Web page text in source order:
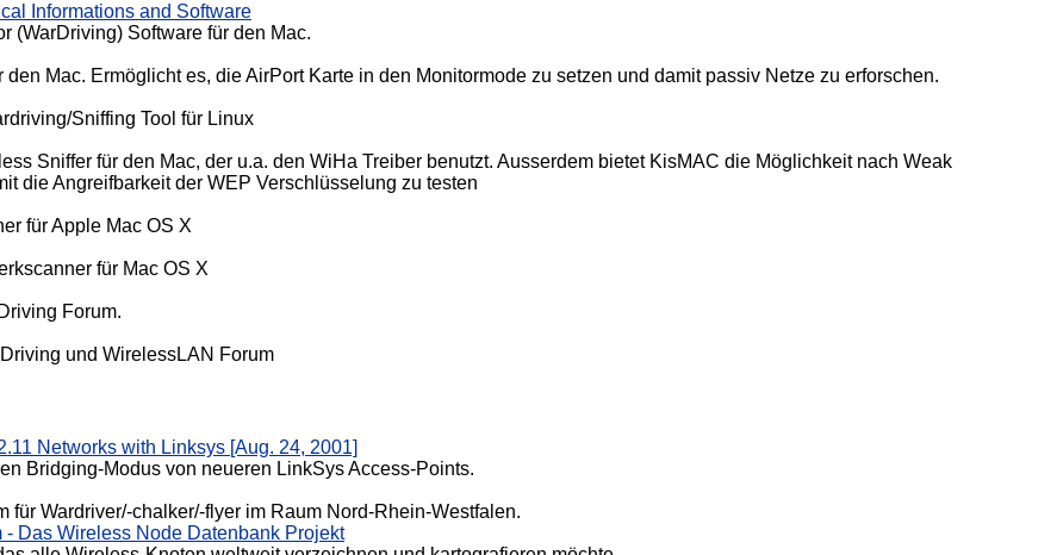
Informations and Software
(WarDriving) Software für den Mac.
Mac. Ermöglicht es, die AirPort Karte in den Monitormode zu setzen und damit passiv Netze zu erforschen.
Sniffing Tool für Linux
Sniffer für den Mac, der u.a. den WiHa Treiber benutzt. Ausserdem bietet KisMAC die Möglichkeit nach Weak
die Angreifbarkeit der WEP Verschlüsselung zu testen
für Apple Mac OS X
für Mac OS X
Forum.
und WirelessLAN Forum
Networks with Linksys [Aug. 24, 2001]
Bridging-Modus von neueren LinkSys Access-Points.
für Wardriver/-chalker/-flyer im Raum Nord-Rhein-Westfalen.
Das Wireless Node Datenbank Projekt